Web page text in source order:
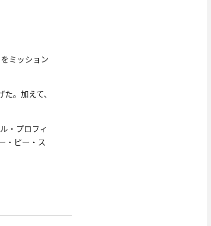
ミッション
。加えて、
・プロフィ
・ピー・ス